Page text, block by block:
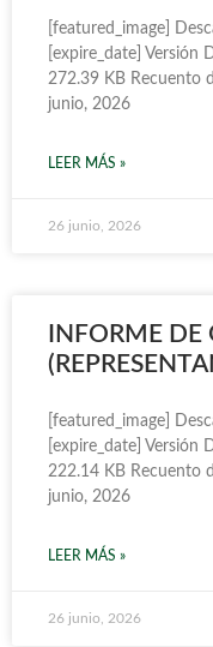
[featured_image]
[expire_date] Versión
272.39 KB Recuento
junio, 2026
LEER MÁS »
26 junio, 2026
INFORME
[featured_image]
[expire_date] Versión
222.14 KB Recuento
junio, 2026
LEER MÁS »
26 junio, 2026